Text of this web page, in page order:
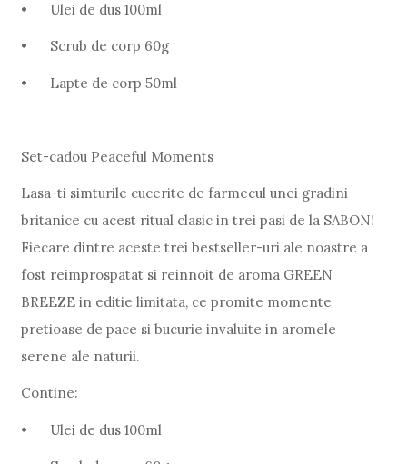
• Ulei de dus 100ml
• Scrub de corp 60g
• Lapte de corp 50ml
Set-cadou Peaceful Moments
Lasa-ti simturile cucerite de farmecul unei gradini
britanice cu acest ritual clasic in trei pasi de la SABON!
Fiecare dintre aceste trei bestseller-uri ale noastre a
fost reimprospatat si reinnoit de aroma GREEN
BREEZE in editie limitata, ce promite momente
pretioase de pace si bucurie invaluite in aromele
serene ale naturii.
Contine:
• Ulei de dus 100ml